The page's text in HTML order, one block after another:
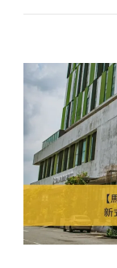
結
合
Gaik
Old
其